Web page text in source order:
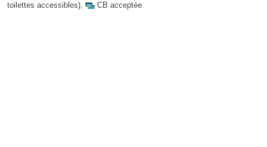
toilettes accessibles), CB acceptée